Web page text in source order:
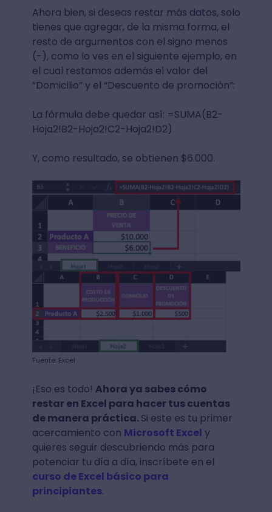
Ahora bien, si deseas restar más datos, solo
tienes que agregar, de la misma forma, el
resto de argumentos con el signo menos
(-), como lo ves en el siguiente ejemplo, en
el cual restamos además el valor del
“Domicilio” y el “Descuento de promoción”:
La fórmula debe quedar así: =SUMA(B2-
Hoja2!B2-Hoja2!C2-Hoja2!D2)
Y, como resultado, se obtienen $6.000.
Fuente: Excel
¡Eso es todo! Ahora ya sabes cómo
restar en Excel para hacer tus cuentas
de manera práctica.Si este es tu primer
acercamiento con Microsoft Excel y
quieres seguir descubriendo más para
potenciar tu día a día, inscríbete en el
curso de Excel básico para
principiantes.